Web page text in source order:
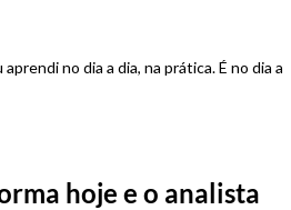
no dia a dia, na prática. É no dia a
hoje e o analista